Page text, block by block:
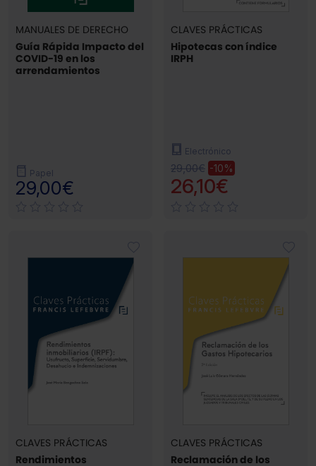
MANUALES DE DERECHO
Guía Rápida Impacto del
COVID-19 en los
arrendamientos
Papel
29,00€
CLAVES PRÁCTICAS
Hipotecas con índice
IRPH
Electrónico
29,00€ -10%
26,10€
CLAVES PRÁCTICAS
Rendimientos
CLAVES PRÁCTICAS
Reclamación de los